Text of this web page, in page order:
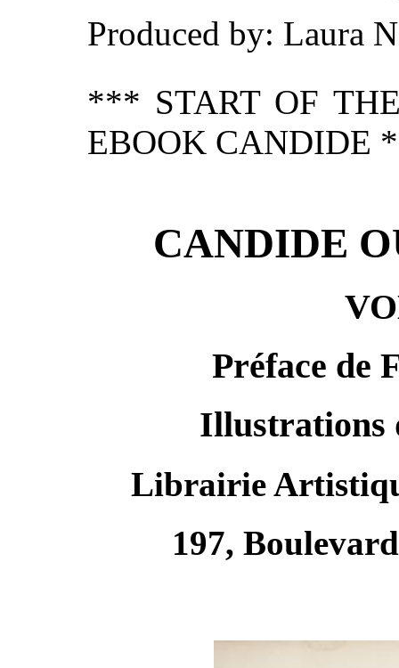
Produced by: Laura
*** START OF
EBOOK CANDIDE
CANDIDE
Préface de
Illustrations
Librairie
197,